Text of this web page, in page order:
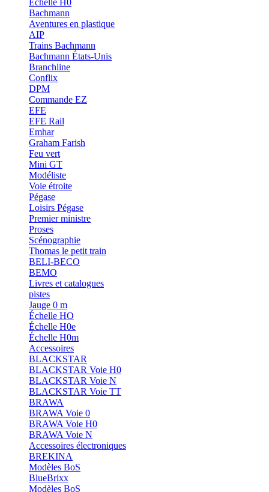
Échelle H0
Bachmann
Aventures en plastique
AIP
Trains Bachmann
Bachmann États-Unis
Branchline
Conflix
DPM
Commande EZ
EFE
EFE Rail
Emhar
Graham Farish
Feu vert
Mini GT
Modéliste
Voie étroite
Pégase
Loisirs Pégase
Premier ministre
Proses
Scénographie
Thomas le petit train
BELI-BECO
BEMO
Livres et catalogues
pistes
Jauge 0 m
Échelle HO
Échelle H0e
Échelle H0m
Accessoires
BLACKSTAR
BLACKSTAR Voie H0
BLACKSTAR Voie N
BLACKSTAR Voie TT
BRAWA
BRAWA Voie 0
BRAWA Voie H0
BRAWA Voie N
Accessoires électroniques
BREKINA
Modèles BoS
BlueBrixx
Modèles BoS